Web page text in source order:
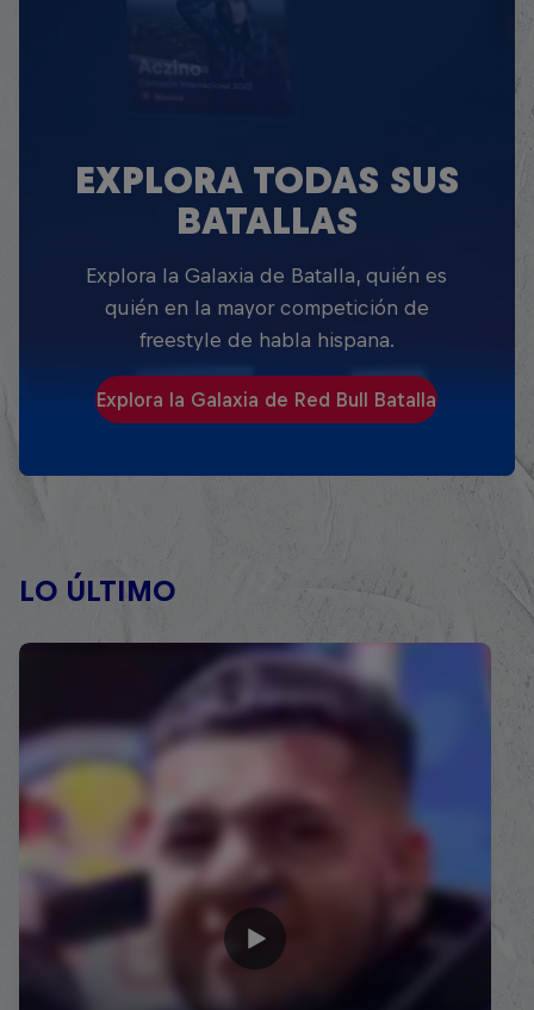
EXPLORA TODAS SUS
BATALLAS
Explora la Galaxia de Batalla, quién es
quién en la mayor competición de
freestyle de habla hispana.
Explora la Galaxia de Red Bull Batalla
LO ÚLTIMO